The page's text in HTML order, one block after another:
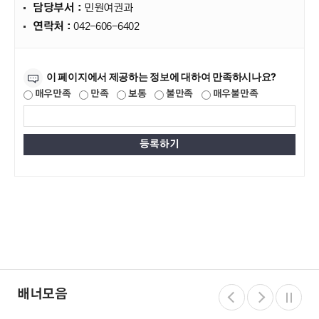
담당부서 : 민원여권과
연락처 :042-606-6402
이 페이지에서 제공하는 정보에 대하여 만족하시나요?
매우만족 만족 보통 불만족 매우불만족
배너모음